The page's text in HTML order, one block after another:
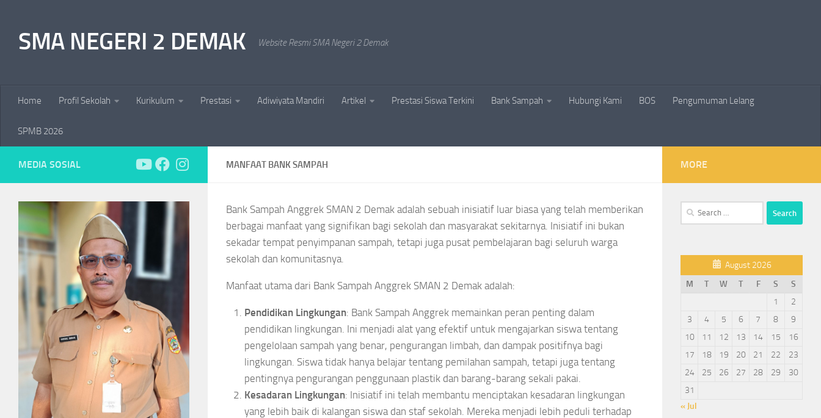
SMA NEGERI 2 DEMAK Website Resmi SMA Negeri 2 Demak
Home Profil Sekolah Kurikulum Prestasi Adiwiyata Mandiri Artikel Prestasi Siswa Terkini Bank Sampah Hubungi Kami BOS Pengumuman Lelang
SPMB 2026
MANFAAT BANK SAMPAH
Bank Sampah Anggrek SMAN 2 Demak adalah sebuah inisiatif luar biasa yang telah memberikan
berbagai manfaat yang signifikan bagi sekolah dan masyarakat sekitarnya. Inisiatif ini bukan
sekadar tempat penyimpanan sampah, tetapi juga pusat pembelajaran bagi seluruh warga
sekolah dan komunitasnya.
Manfaat utama dari Bank Sampah Anggrek SMAN 2 Demak adalah:
Pendidikan Lingkungan: Bank Sampah Anggrek memainkan peran penting dalam
pendidikan lingkungan. Ini menjadi alat yang efektif untuk mengajarkan siswa tentang
pengelolaan sampah yang benar, pengurangan limbah, dan dampak positifnya bagi
lingkungan. Siswa tidak hanya belajar tentang pemilahan sampah, tetapi juga tentang
pentingnya pengurangan penggunaan plastik dan barang-barang sekali pakai.
Kesadaran Lingkungan: Inisiatif ini telah membantu menciptakan kesadaran lingkungan
yang lebih baik di kalangan siswa dan staf sekolah. Mereka menjadi lebih peduli terhadap
MEDIA SOSIAL MORE
Search
August 2026
M
T W T F S
S
1
2
3
4 5 6 7 8
9
10
11 12 13 14 15
16
17
18 19 20 21 22
23
24
25 26 27 28 29
30
31
« Jul